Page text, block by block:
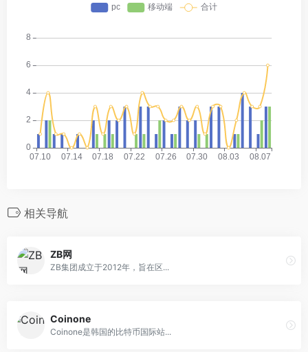
相关导航
ZB网
ZB集团成立于2012年，旨在区...
Coinone
Coinone是韩国的比特币国际站...